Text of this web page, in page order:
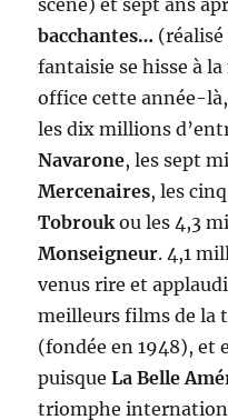
bacchantes… (réalisé
fantaisie se hisse à
office cette année-
les dix millions
Navarone, les sept
Mercenaires, les
Tobrouk ou les 4,3
Monseigneur. 4,1
venus rire et
meilleurs films de la
(fondée en 1948), et
puisqueLa Belle
triomphe